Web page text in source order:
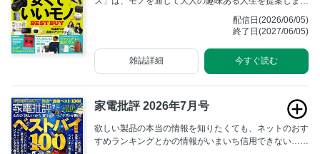
配信日(2026/06/05)
終了日(2027/06/05)
今すぐ読む
雑誌詳細
家電批評 2026年7月号
欲しい製品の本当の情報を知りたくても、ネットのおす
すめランキングとかの情報がいまいち信用できない……